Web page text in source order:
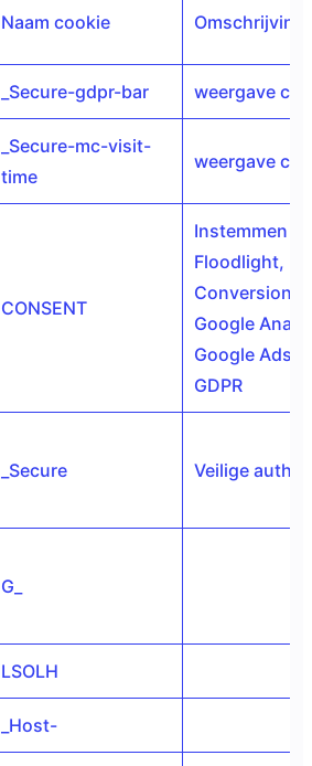
Naam cookie Omschrijving
_Secure-gdpr-bar weergave
_Secure-mc-visit-
time
weergave
CONSENT
Instemmen
Floodlight,
Conversion
Google
Google Ads
GDPR
_Secure Veilige
G_
LSOLH
_Host-